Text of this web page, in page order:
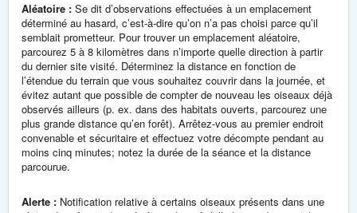
Aléatoire : Se dit d’observations effectuées à un emplacement
déterminé au hasard, c’est-à-dire qu’on n’a pas choisi parce qu’il
semblait prometteur. Pour trouver un emplacement aléatoire,
parcourez 5 à 8 kilomètres dans n’importe quelle direction à partir
du dernier site visité. Déterminez la distance en fonction de
l’étendue du terrain que vous souhaitez couvrir dans la journée, et
évitez autant que possible de compter de nouveau les oiseaux déjà
observés ailleurs (p. ex. dans des habitats ouverts, parcourez une
plus grande distance qu’en forêt). Arrêtez-vous au premier endroit
convenable et sécuritaire et effectuez votre décompte pendant au
moins cinq minutes; notez la durée de la séance et la distance
parcourue.
Alerte : Notification relative à certains oiseaux présents dans une